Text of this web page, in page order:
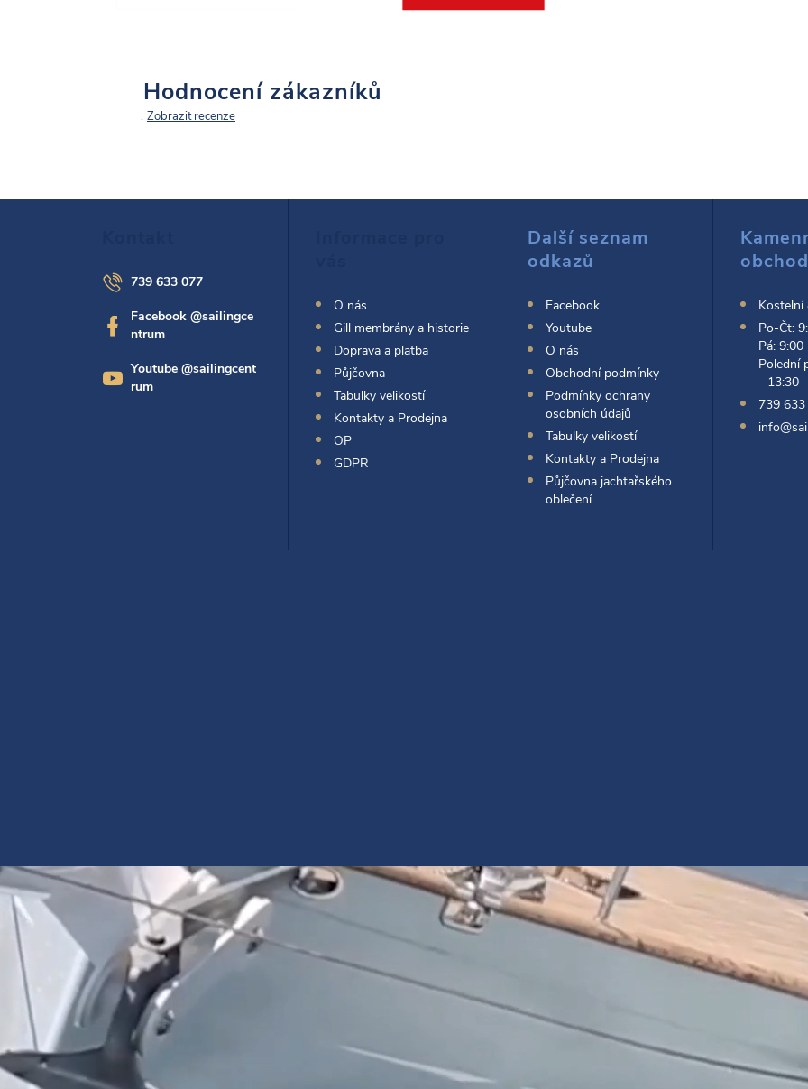
Hodnocení zákazníků
Zobrazit recenze
739 633 077
Facebook @sailingce
ntrum
Youtube @sailingcent
rum
O nás
Gill membrány a historie
Doprava a platba
Půjčovna
Tabulky velikostí
Kontakty a Prodejna
OP
GDPR
Další seznam
odkazů
Facebook
Youtube
O nás
Obchodní podmínky
Podmínky ochrany
osobních údajů
Tabulky velikostí
Kontakty a Prodejna
Půjčovna jachtařského
oblečení
obchod
Kostelní
Po-Čt:
Pá:
Polední
- 13:30
739